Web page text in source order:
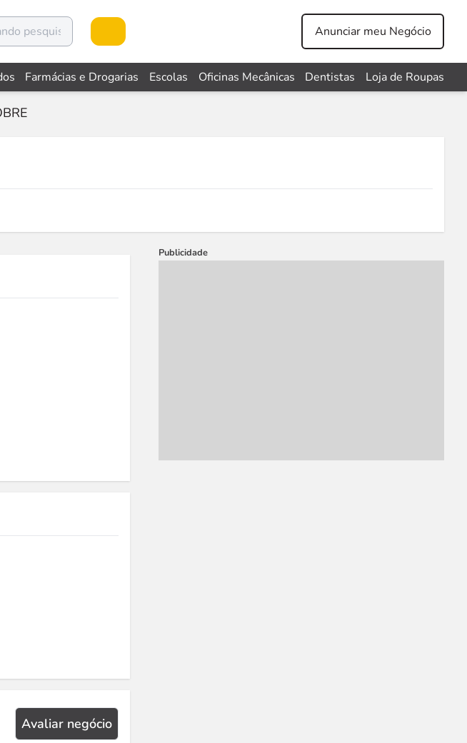
Anunciar meu Negócio
Farmácias e Drogarias Escolas Oficinas Mecânicas Dentistas Loja de Roupas
Avaliar negócio
Publicidade